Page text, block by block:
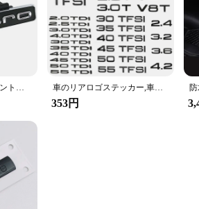
アウディq5用カーフロントグリルバッジ,3Dクロームブラックロゴ,クワトロエンブレム,ABSアクセサリー 車のリアロゴステッカー,車のエンブレム,アウディqシリーズ,光沢のある黒のabs数字文字,q2,q3,q4,q5,q6,q7,q8,tdi,tfsi,2.0t
353円